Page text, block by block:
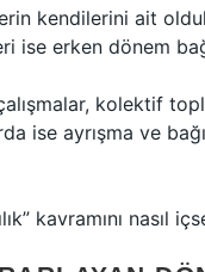
kendilerini ait
ise erken dönem
kolektif
ise ayrışma ve
kavramını